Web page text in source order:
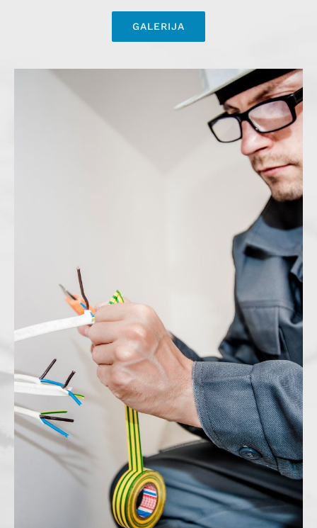
GALERIJA